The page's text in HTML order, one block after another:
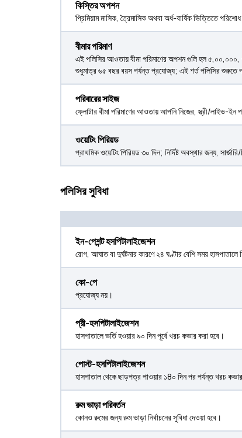
কিস্তির অপশন
প্রিমিয়াম মাসিক, ত্রৈমাসিক অথবা অর্ধ-বার্ষিক ভিত্তিতে
বীমার পরিমাণ
এই পলিসির আওতায় বীমা পরিমাণের অপশন গুলি হল
শুধুমাত্র ৬৫ বছর বয়স পর্যন্ত প্রযোজ্য; এই শর্ত পলিসির শুরুতে
পরিবারের সাইজ
ফ্লোটার বীমা পরিমাণের আওতায় আপনি নিজের, স্ত্রী/লাইভ-ইন
ওয়েটিং পিরিয়ড
প্রাথমিক ওয়েটিং পিরিয়ড ৩০ দিন; নির্দিষ্ট অবস্থার জন্য,
পলিসির সুবিধা
ইন-পেশন্ট হসপিটালাইজেশন
রোগ, আঘাত বা দুর্ঘটনার কারণে ২৪ ঘণ্টার বেশি সময়
কো-পে
প্রযোজ্য নয়।
প্রী-হসপিটালাইজেশন
হাসপাতালে ভর্তি হওয়ার ৯০ দিন পূর্বে খরচ কভার করা হবে।
পোস্ট-হসপিটালাইজেশন
হাসপাতাল থেকে ছাড়পত্র পাওয়ার ১8০ দিন পর পর্যন্ত খরচ
রুম ভাড়া পরিবর্তন
কোনও রুমের জন্য রুম ভাড়া নির্বাচনের সুবিধা দেওয়া হবে।